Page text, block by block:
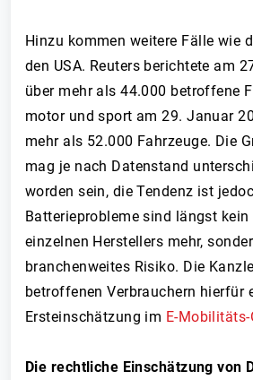
Hinzu kommen weitere Fälle wie
den USA. Reuters berichtete am
über mehr als 44.000 betroffene
motor und sport am 29. Januar
mehr als 52.000 Fahrzeuge. Die
mag je nach Datenstand
worden sein, die Tendenz ist
Batterieprobleme sind längst
einzelnen Herstellers mehr,
branchenweites Risiko. Die
betroffenen Verbrauchern hierfür
Ersteinschätzung im E-Mobilitäts-
Die rechtliche Einschätzung von